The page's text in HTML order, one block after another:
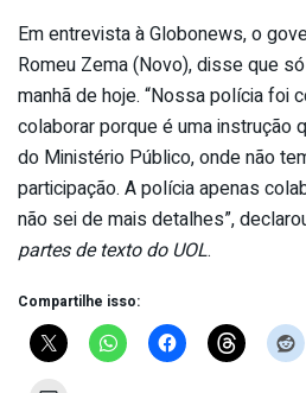
Em entrevista à Globonews, o
Romeu Zema (Novo), disse que
manhã de hoje. “Nossa polícia foi
colaborar porque é uma instrução
do Ministério Público, onde não
participação. A polícia apenas
não sei de mais detalhes”,
partes de texto do UOL.
Compartilhe isso: